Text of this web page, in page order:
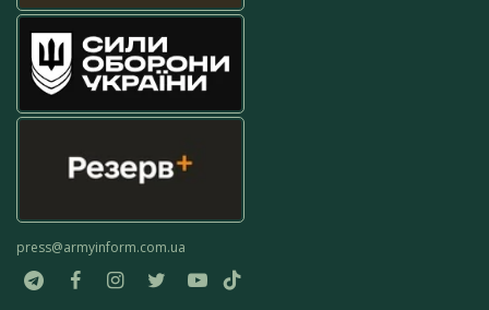
press@armyinform.com.ua